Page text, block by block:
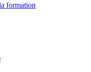
formation